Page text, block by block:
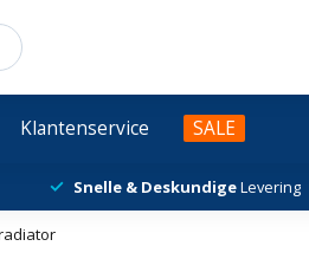
Klantenservice SALE
Snelle & DeskundigeLevering